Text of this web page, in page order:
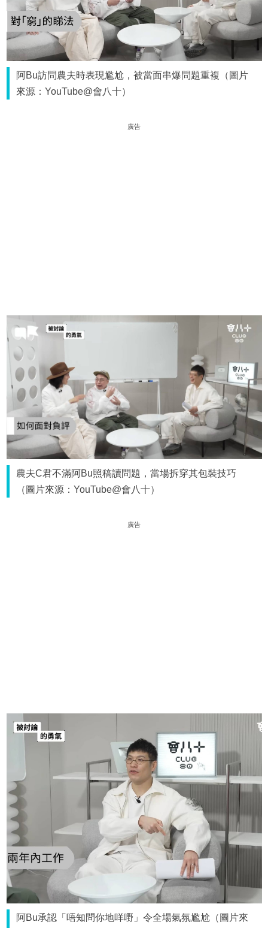
阿Bu訪問農夫時表現尷尬，被當面串爆問題重複（圖片
來源：YouTube@會八十）
廣告
農夫C君不滿阿Bu照稿讀問題，當場拆穿其包裝技巧
（圖片來源：YouTube@會八十）
廣告
阿Bu承認「唔知問你地咩嘢」令全場氣氛尷尬（圖片來